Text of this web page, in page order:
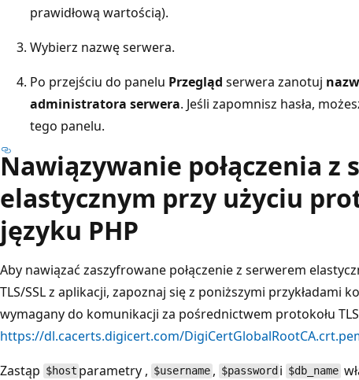
prawidłową wartością).
Wybierz nazwę serwera.
Po przejściu do panelu Przegląd serwera zanotuj
administratora serwera. Jeśli zapomnisz hasła,
tego panelu.
Nawiązywanie połączenia z
elastycznym przy użyciu
języku PHP
Aby nawiązać zaszyfrowane połączenie z serwerem
TLS/SSL z aplikacji, zapoznaj się z poniższymi przykładami
wymagany do komunikacji za pośrednictwem protokołu
https://dl.cacerts.digicert.com/
Zastąp $host parametry , $username , $password i $db_name